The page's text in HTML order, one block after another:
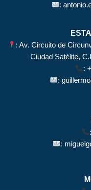
:
: Av. Circuito de
Ciudad Satélite,
:
:
: